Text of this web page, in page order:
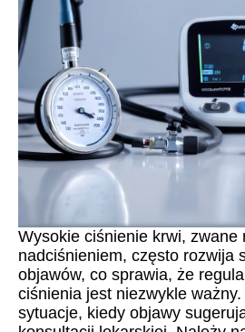
Wysokie ciśnienie krwi, zwane
nadciśnieniem, często rozwija
objawów, co sprawia, że
ciśnienia jest niezwykle
sytuacje, kiedy objawy